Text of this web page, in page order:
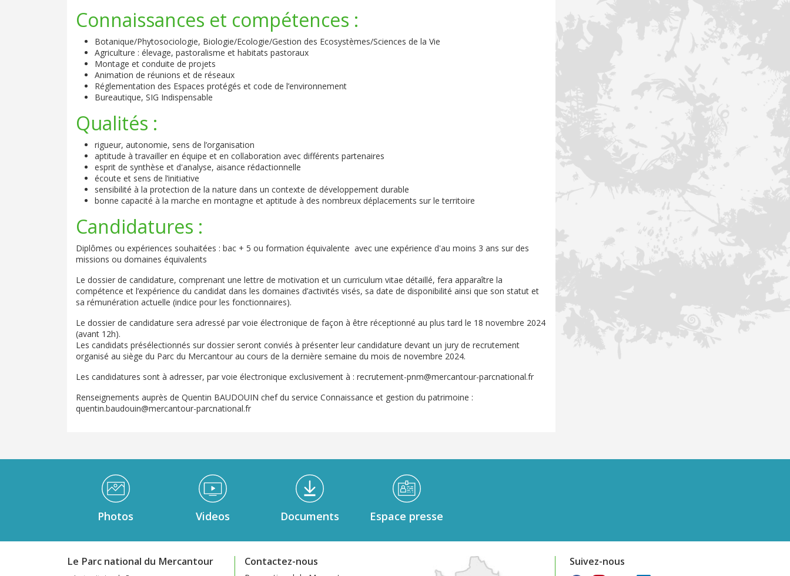
Connaissances et compétences :
Botanique/Phytosociologie, Biologie/Ecologie/Gestion des Ecosystèmes/Sciences de la Vie
Agriculture : élevage, pastoralisme et habitats pastoraux
Montage et conduite de projets
Animation de réunions et de réseaux
Réglementation des Espaces protégés et code de l’environnement
Bureautique, SIG Indispensable
Qualités :
rigueur, autonomie, sens de l’organisation
aptitude à travailler en équipe et en collaboration avec différents partenaires
esprit de synthèse et d'analyse, aisance rédactionnelle
écoute et sens de l’initiative
sensibilité à la protection de la nature dans un contexte de développement durable
bonne capacité à la marche en montagne et aptitude à des nombreux déplacements sur le territoire
Candidatures :
Diplômes ou expériences souhaitées : bac + 5 ou formation équivalente avec une expérience d'au moins 3 ans sur des
missions ou domaines équivalents
Le dossier de candidature, comprenant une lettre de motivation et un curriculum vitae détaillé, fera apparaître la
compétence et l’expérience du candidat dans les domaines d’activités visés, sa date de disponibilité ainsi que son statut et
sa rémunération actuelle (indice pour les fonctionnaires).
Le dossier de candidature sera adressé par voie électronique de façon à être réceptionné au plus tard le 18 novembre 2024
(avant 12h).
Les candidats présélectionnés sur dossier seront conviés à présenter leur candidature devant un jury de recrutement
organisé au siège du Parc du Mercantour au cours de la dernière semaine du mois de novembre 2024.
Les candidatures sont à adresser, par voie électronique exclusivement à : recrutement-pnm@mercantour-parcnational.fr
Renseignements auprès de Quentin BAUDOUIN chef du service Connaissance et gestion du patrimoine :
quentin.baudouin@mercantour-parcnational.fr
Médiathèque Footer
Photos Videos Documents Espace presse
Le Parc national du Mercantour Contactez-nous Suivez-nous